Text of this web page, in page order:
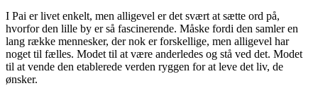
I Pai er livet enkelt, men alligevel er det svært at sætte ord på,
hvorfor den lille by er så fascinerende. Måske fordi den samler en
lang række mennesker, der nok er forskellige, men alligevel har
noget til fælles. Modet til at være anderledes og stå ved det. Modet
til at vende den etablerede verden ryggen for at leve det liv, de
ønsker.